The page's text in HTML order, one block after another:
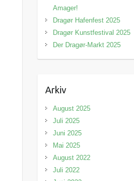
Amager!
Dragør Hafenfest 2025
Dragør Kunstfestival 2025
Der Dragør-Markt 2025
Arkiv
August 2025
Juli 2025
Juni 2025
Mai 2025
August 2022
Juli 2022